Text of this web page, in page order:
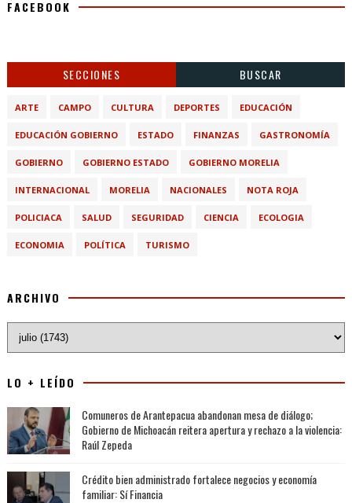
FACEBOOK
SECCIONES BUSCAR
ARTE CAMPO CULTURA DEPORTES EDUCACIÓN
EDUCACIÓN GOBIERNO ESTADO FINANZAS GASTRONOMÍA
GOBIERNO GOBIERNO ESTADO GOBIERNO MORELIA
INTERNACIONAL MORELIA NACIONALES NOTA ROJA
POLICIACA SALUD SEGURIDAD CIENCIA ECOLOGIA
ECONOMIA POLÍTICA TURISMO
ARCHIVO
LO + LEÍDO
Comuneros de Arantepacua abandonan mesa de diálogo;
Gobierno de Michoacán reitera apertura y rechazo a la violencia:
Raúl Zepeda
Crédito bien administrado fortalece negocios y economía
familiar: Sí Financia